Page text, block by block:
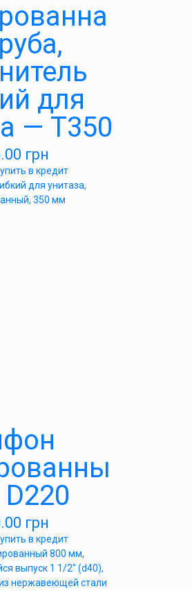
для
— Т350
грн
в кредит
для унитаза,
350 мм
грн
в кредит
800 мм,
выпуск 1 1/2″ (d40),
нержавеющей стали